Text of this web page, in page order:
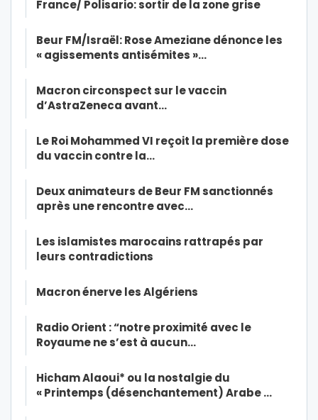
France/ Polisario: sortir de la zone grise
Beur FM/Israël: Rose Ameziane dénonce les
« agissements antisémites »…
Macron circonspect sur le vaccin
d’AstraZeneca avant…
Le Roi Mohammed VI reçoit la première dose
du vaccin contre la…
Deux animateurs de Beur FM sanctionnés
après une rencontre avec…
Les islamistes marocains rattrapés par
leurs contradictions
Macron énerve les Algériens
Radio Orient : “notre proximité avec le
Royaume ne s’est à aucun…
Hicham Alaoui* ou la nostalgie du
« Printemps (désenchantement) Arabe …